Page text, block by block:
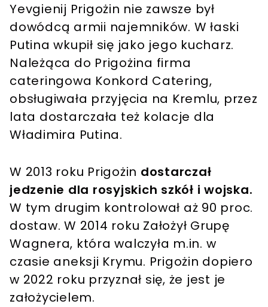
Yevgienij Prigożin nie zawsze był
dowódcą armii najemników. W łaski
Putina wkupił się jako jego kucharz.
Należąca do Prigożina firma
cateringowa Konkord Catering,
obsługiwała przyjęcia na Kremlu, przez
lata dostarczała też kolacje dla
Władimira Putina.
W 2013 roku Prigożin dostarczał
jedzenie dla rosyjskich szkół i wojska.
W tym drugim kontrolował aż 90 proc.
dostaw. W 2014 roku Założył Grupę
Wagnera, która walczyła m.in. w
czasie aneksji Krymu. Prigożin dopiero
w 2022 roku przyznał się, że jest je
założycielem.